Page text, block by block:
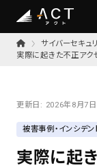
サイバーセキュ
実際に起きた不正アク
更新日: 2026年8月7日
被害事例・インシデン
実際に起